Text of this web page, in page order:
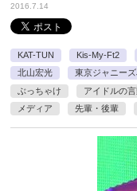
2016.7.14
KAT-TUN Kis-My-Ft2
北山宏光
東京ジャニーズ
ぶっちゃけ
アイドルの
メディア
先輩・後輩